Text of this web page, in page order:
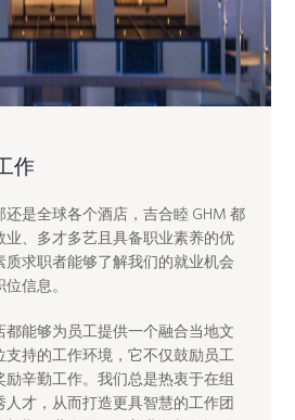
作
是全球各个酒店，吉合睦 GHM 都
业、多才多艺且具备职业素养的优
质求职者能够了解我们的就业机会
信息。
都能够为员工提供一个融合当地文
支持的工作环境，它不仅鼓励员工
辛勤工作。我们总是热衷于在组
人才，从而打造更具智慧的工作团